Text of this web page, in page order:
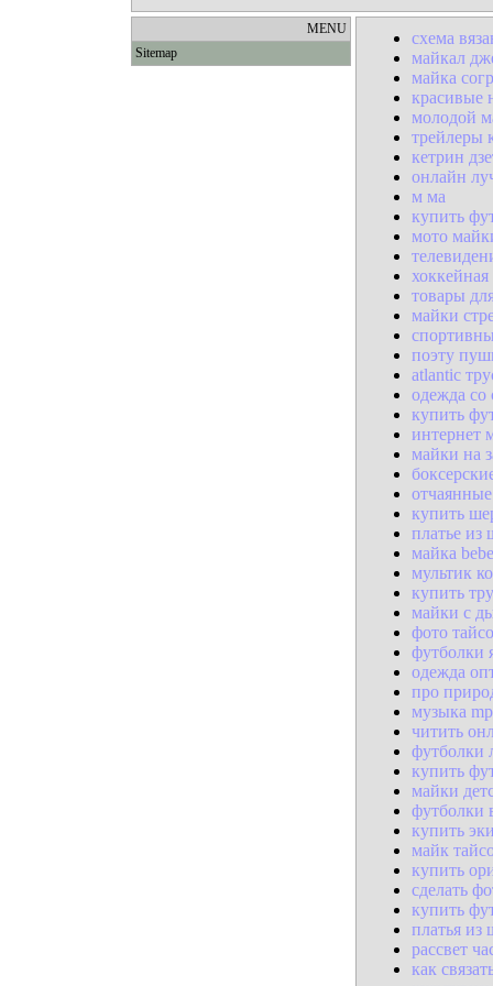
MENU
Sitemap
схема
майкал
майка
красивые
молодой
трейлеры
кетрин
онлайн
м ма
купить
мото
товары
майки
поэту
atlantic
одежда со
купить
интернет
майки на
купить
платье из
майка bebe
мультик
купить
майки с
фото
футболки
одежда
про
музыка
читить
футболки
купить
майки
футболки
купить
майк
купить
сделать
купить
платья из
рассвет
как